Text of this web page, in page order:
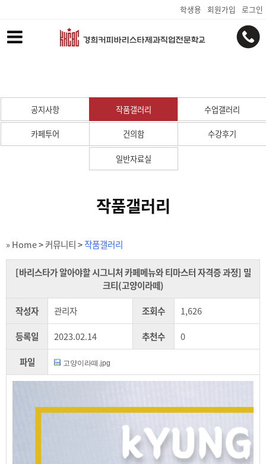
학생용 회원가입 로그인
공지사항 작품갤러리 수업갤러리
카페투어 건의함 수강후기
일반자료실
작품갤러리
» Home>커뮤니티>작품갤러리
[바리스타가 알아야할 시그니처 카페메뉴와 티마스터 자격증 과정] 밀
크티(고양이라떼)
작성자
관리자 조회수
1,626
등록일
2023.02.14 추천수
0
파일
고양이라떼.jpg